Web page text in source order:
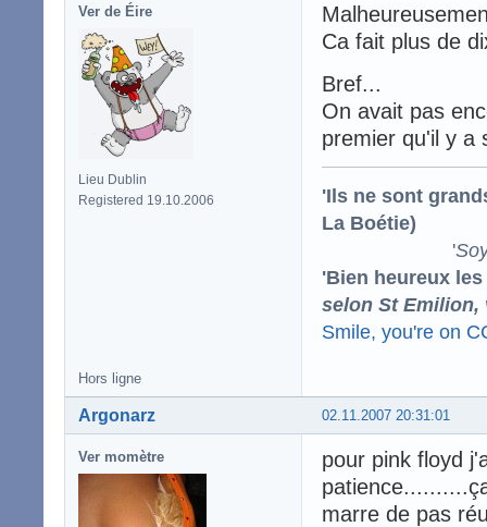
Ver de Éire
Lieu Dublin
Registered 19.10.2006
Ca fait plus de
Bref...
On avait pas
premier qu'il y a
'Ils ne sont
La Boétie)
'
'Bien heureux
selon St Emilion,
Smile, you're on
Hors ligne
02.11.2007 20:31:01
Argonarz
Ver momètre
pour pink floyd
marre de pas